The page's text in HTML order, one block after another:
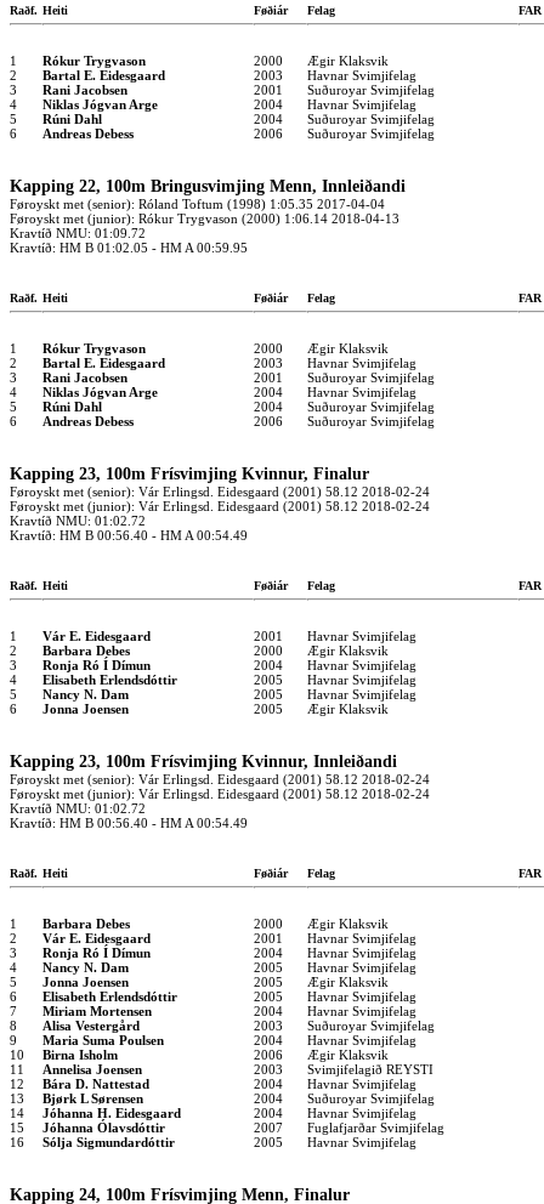
Raðf. Heiti Føðiár Felag FAR
1 Rókur Trygvason 2000
Ægir Klaksvik
2
Bartal E. Eidesgaard 2003
Havnar Svimjifelag
3
Rani Jacobsen 2001
Suðuroyar Svimjifelag
4
Niklas Jógvan Arge 2004
Havnar Svimjifelag
5
Rúni Dahl 2004
Suðuroyar Svimjifelag
6
Andreas Debess 2006 Suðuroyar Svimjifelag
Kapping 22, 100m Bringusvimjing Menn, Innleiðandi
Føroyskt met (senior): Róland Toftum (1998) 1:05.35 2017-04-04
Føroyskt met (junior): Rókur Trygvason (2000) 1:06.14 2018-04-13
Kravtíð NMU: 01:09.72
Kravtíð: HM B 01:02.05 - HM A 00:59.95
Raðf. Heiti Føðiár Felag FAR
1 Rókur Trygvason 2000
Ægir Klaksvik
2
Bartal E. Eidesgaard 2003
Havnar Svimjifelag
3
Rani Jacobsen 2001
Suðuroyar Svimjifelag
4
Niklas Jógvan Arge 2004
Havnar Svimjifelag
5
Rúni Dahl 2004
Suðuroyar Svimjifelag
6
Andreas Debess 2006 Suðuroyar Svimjifelag
Kapping 23, 100m Frísvimjing Kvinnur, Finalur
Føroyskt met (senior): Vár Erlingsd. Eidesgaard (2001) 58.12 2018-02-24
Føroyskt met (junior): Vár Erlingsd. Eidesgaard (2001) 58.12 2018-02-24
Kravtíð NMU: 01:02.72
Kravtíð: HM B 00:56.40 - HM A 00:54.49
Raðf. Heiti Føðiár Felag FAR
1 Vár E. Eidesgaard 2001
Havnar Svimjifelag
2
Barbara Debes 2000
Ægir Klaksvik
3
Ronja Ró Í Dímun 2004
Havnar Svimjifelag
4
Elisabeth Erlendsdóttir 2005
Havnar Svimjifelag
5
Nancy N. Dam 2005
Havnar Svimjifelag
6
Jonna Joensen 2005 Ægir Klaksvik
Kapping 23, 100m Frísvimjing Kvinnur, Innleiðandi
Føroyskt met (senior): Vár Erlingsd. Eidesgaard (2001) 58.12 2018-02-24
Føroyskt met (junior): Vár Erlingsd. Eidesgaard (2001) 58.12 2018-02-24
Kravtíð NMU: 01:02.72
Kravtíð: HM B 00:56.40 - HM A 00:54.49
Raðf. Heiti Føðiár Felag FAR
1 Barbara Debes 2000
Ægir Klaksvik
2
Vár E. Eidesgaard 2001
Havnar Svimjifelag
3
Ronja Ró Í Dímun 2004
Havnar Svimjifelag
4
Nancy N. Dam 2005
Havnar Svimjifelag
5
Jonna Joensen 2005
Ægir Klaksvik
6
Elisabeth Erlendsdóttir 2005
Havnar Svimjifelag
7
Miriam Mortensen 2004
Havnar Svimjifelag
8
Alisa Vestergård 2003
Suðuroyar Svimjifelag
9
Maria Suma Poulsen 2004
Havnar Svimjifelag
10
Birna Isholm 2006
Ægir Klaksvik
11
Annelisa Joensen 2003
Svimjifelagið REYSTI
12
Bára D. Nattestad 2004
Havnar Svimjifelag
13
Bjørk L Sørensen 2004
Suðuroyar Svimjifelag
14
Jóhanna H. Eidesgaard 2004
Havnar Svimjifelag
15
Jóhanna Ólavsdóttir 2007
Fuglafjarðar Svimjifelag
16
Sólja Sigmundardóttir 2005 Havnar Svimjifelag
Kapping 24, 100m Frísvimjing Menn, Finalur